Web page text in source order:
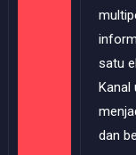
satu
Kanal
dan